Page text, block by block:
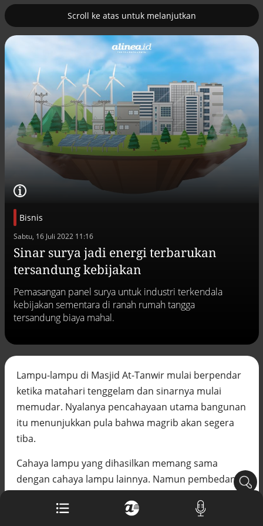
Scroll ke atas untuk melanjutkan
Bisnis
Sabtu, 16 Juli 2022 11:16
Sinar surya jadi energi terbarukan
tersandung kebijakan
Pemasangan panel surya untuk industri terkendala
kebijakan sementara di ranah rumah tangga
tersandung biaya mahal.
Lampu-lampu di Masjid At-Tanwir mulai berpendar
ketika matahari tenggelam dan sinarnya mulai
memudar. Nyalanya pencahayaan utama bangunan
itu menunjukkan pula bahwa magrib akan segera
tiba.
Cahaya lampu yang dihasilkan memang sama
dengan cahaya lampu lainnya. Namun pembedanya
lampu-lampu LED (
light emitting diode
) tersebut.
nuklir
Pemulihan ekonomi Aceh terus
diakselerasi
Efek jera untuk pejabat abai LHKPN
Alinea.id - Peristiwa
Buku berusia 900 tahun ditemukan di
tahun Kiamat
Alinea.id - Peristiwa
DPR minta penerbitan sertifikat pagar
laut diproses hukum
Alinea.id - Peristiwa
Mungkinkah duet Anies-Ahok terealisasi
Pemprov Sultra klarifikasi isu PT GKP,
imbau masyarakat hormati proses
Alinea.id - Peristiwa